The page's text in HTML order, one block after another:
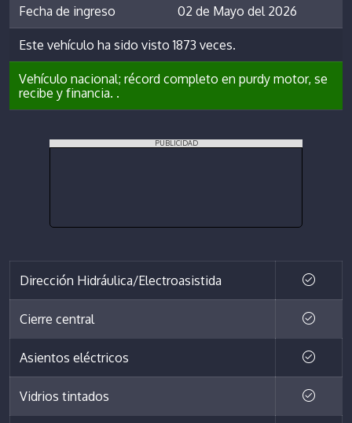
Fecha de ingreso 02 de Mayo del 2026
Este vehículo ha sido visto 1873 veces.
Vehículo nacional; récord completo en purdy motor, se
recibe y financia. .
PUBLICIDAD
Dirección Hidráulica/Electroasistida
Cierre central
Asientos eléctricos
Vidrios tintados